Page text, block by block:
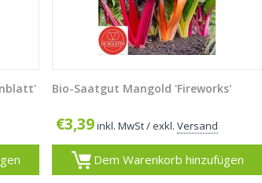
Bio-Saatgut Mangold 'Fireworks'
€3,39inkl. MwSt/ exkl. Versand
Dem Warenkorb hinzufügen